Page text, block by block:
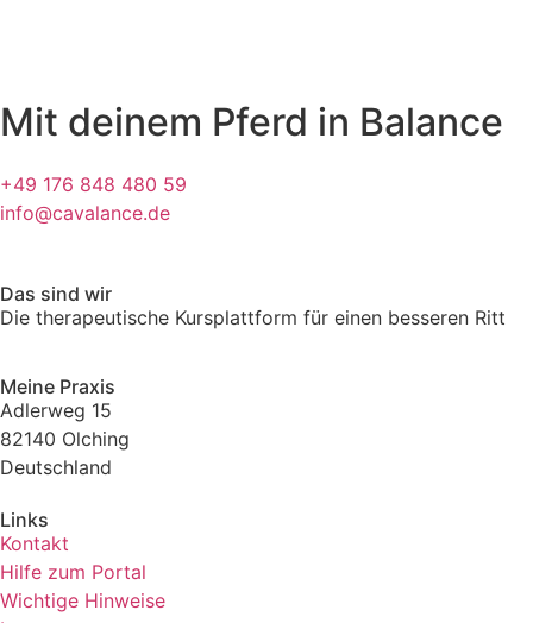
Mit deinem Pferd in Balance
+49 176 848 480 59
info@cavalance.de
Das sind wir
Die therapeutische Kursplattform für einen besseren Ritt
Meine Praxis
Adlerweg 15
82140 Olching
Deutschland
Links
Kontakt
Hilfe zum Portal
Wichtige Hinweise